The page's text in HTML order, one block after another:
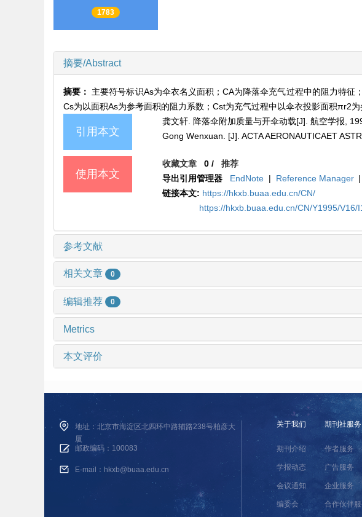
1783
摘要/Abstract
摘要： 主要符号标识As为伞衣名义面积；CA为降落伞充气过程中的阻力特征
Cs为以面积As为参考面积的阻力系数；Cst为充气过程中以伞衣投影面积πr2为
引用本文
龚文轩. 降落伞附加质量与开伞动载[J]. 航空学报,
Gong Wenxuan. [J]. ACTA AERONAUTICAET
使用本文
收藏文章 0 /推荐
导出引用管理器
EndNote | Reference Manager |
链接本文: https://hkxb.buaa.edu.cn/CN/
https://hkxb.buaa.edu.cn/CN/Y1995/V16/
参考文献
相关文章 0
编辑推荐 0
Metrics
本文评价
地址：北京市海淀区北四环中路辅路238号柏彦大
厦
邮政编码：100083
E-mail：hkxb@buaa.edu.cn
关于我们
期刊介绍
学报动态
会议通知
编委会
期刊社服务
作者服务
广告服务
企业服务
合作伙伴